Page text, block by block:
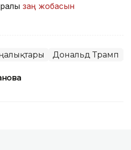
заң жобасын
Дональд Трамп